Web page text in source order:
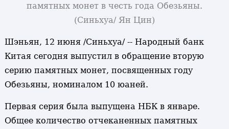
памятных монет в честь года Обезьяны.
(Синьхуа/ Ян Цин)
Шэньян, 12 июня /Синьхуа/ -- Народный банк
Китая сегодня выпустил в обращение вторую
серию памятных монет, посвященных году
Обезьяны, номиналом 10 юаней.
Первая серия была выпущена НБК в январе.
Общее количество отчеканенных памятных